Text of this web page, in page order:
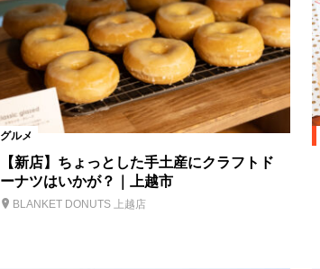
グルメ
【新店】ちょっとした手土産にクラフトド
ーナツはいかが？｜上越市
BLANKET DONUTS 上越店